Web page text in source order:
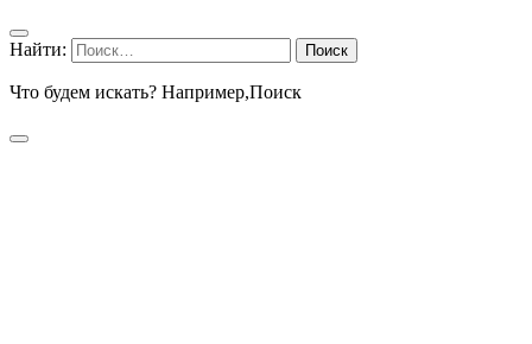
Найти:
Что будем искать? Например,Поиск